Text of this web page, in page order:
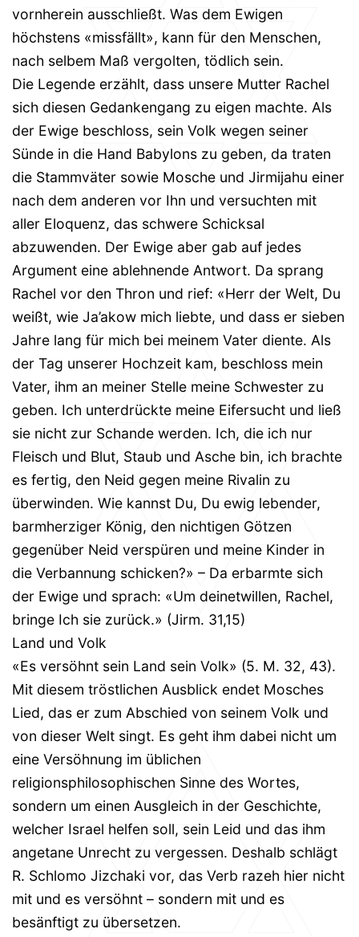
vornherein ausschließt. Was dem Ewigen
höchstens «missfällt», kann für den Menschen,
nach selbem Maß vergolten, tödlich sein.
Die Legende erzählt, dass unsere Mutter Rachel
sich diesen Gedankengang zu eigen machte. Als
der Ewige beschloss, sein Volk wegen seiner
Sünde in die Hand Babylons zu geben, da traten
die Stammväter sowie Mosche und Jirmijahu einer
nach dem anderen vor Ihn und versuchten mit
aller Eloquenz, das schwere Schicksal
abzuwenden. Der Ewige aber gab auf jedes
Argument eine ablehnende Antwort. Da sprang
Rachel vor den Thron und rief: «Herr der Welt, Du
weißt, wie Ja’akow mich liebte, und dass er sieben
Jahre lang für mich bei meinem Vater diente. Als
der Tag unserer Hochzeit kam, beschloss mein
Vater, ihm an meiner Stelle meine Schwester zu
geben. Ich unterdrückte meine Eifersucht und ließ
sie nicht zur Schande werden. Ich, die ich nur
Fleisch und Blut, Staub und Asche bin, ich brachte
es fertig, den Neid gegen meine Rivalin zu
überwinden. Wie kannst Du, Du ewig lebender,
barmherziger König, den nichtigen Götzen
gegenüber Neid verspüren und meine Kinder in
die Verbannung schicken?» – Da erbarmte sich
der Ewige und sprach: «Um deinetwillen, Rachel,
bringe Ich sie zurück.» (Jirm. 31,15)
Land und Volk
«Es versöhnt sein Land sein Volk» (5. M. 32, 43).
Mit diesem tröstlichen Ausblick endet Mosches
Lied, das er zum Abschied von seinem Volk und
von dieser Welt singt. Es geht ihm dabei nicht um
eine Versöhnung im üblichen
religionsphilosophischen Sinne des Wortes,
sondern um einen Ausgleich in der Geschichte,
welcher Israel helfen soll, sein Leid und das ihm
angetane Unrecht zu vergessen. Deshalb schlägt
R. Schlomo Jizchaki vor, das Verb razeh hier nicht
mit und es versöhnt – sondern mit und es
besänftigt zu übersetzen.